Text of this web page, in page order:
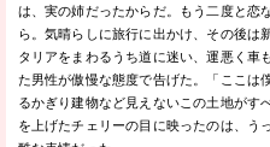
は、実の姉だったからだ。もう二度と恋
ら。気晴らしに旅行に出かけ、その後は
タリアをまわるうち道に迷い、運悪く車
た男性が傲慢な態度で告げた。「ここは
るかぎり建物など見えないこの土地が
を上げたチェリーの目に映ったのは、う